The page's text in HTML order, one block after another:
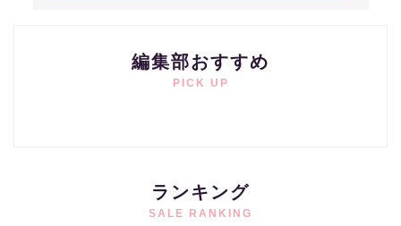
編集部おすすめ
PICK UP
ランキング
SALE RANKING